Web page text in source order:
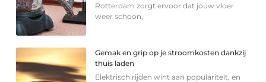
Rotterdam zorgt ervoor dat jouw vloer
weer schoon,
Gemak en grip op je stroomkosten dankzij
thuis laden
Elektrisch rijden wint aan populariteit, en